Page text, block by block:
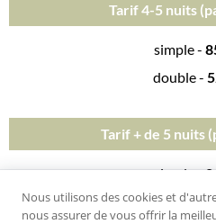
Tarif 4-5 nuits
simple -
double -
Tarif + de 5 nuits
simple -
double -
Nous utilisons des cookies et
nous assurer de vous offrir la